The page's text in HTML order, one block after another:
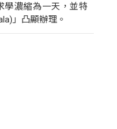
學濃縮為一天，並特
」凸顯辦理。